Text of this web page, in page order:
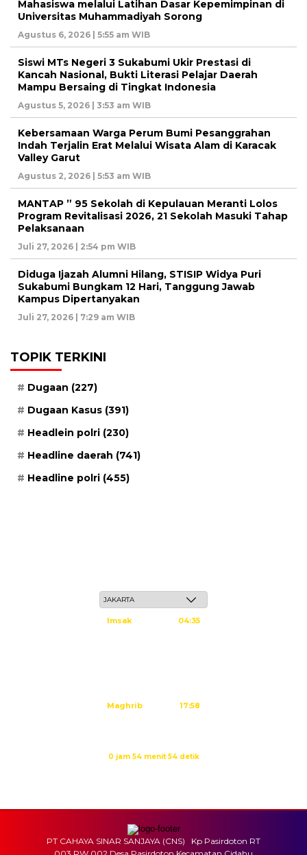
Mahasiswa melalui Latihan Dasar Kepemimpinan di
Universitas Muhammadiyah Sorong
Agustus 6, 2026 | 5:55 am WIB
Siswi MTs Negeri 3 Sukabumi Ukir Prestasi di
Kancah Nasional, Bukti Literasi Pelajar Daerah
Mampu Bersaing di Tingkat Indonesia
Agustus 5, 2026 | 3:53 am WIB
Kebersamaan Warga Perum Bumi Pesanggrahan
Indah Terjalin Erat Melalui Wisata Alam di Karacak
Valley Garut
Agustus 2, 2026 | 5:53 am WIB
MANTAP ” 95 Sekolah di Kepulauan Meranti Lolos
Program Revitalisasi 2026, 21 Sekolah Masuki Tahap
Pelaksanaan
Juli 27, 2026 | 2:54 pm WIB
Diduga Ijazah Alumni Hilang, STISIP Widya Puri
Sukabumi Bungkam 12 Hari, Tanggung Jawab
Kampus Dipertanyakan
Juli 27, 2026 | 7:29 am WIB
TOPIK TERKINI
Dugaan (227)
Dugaan Kasus (391)
Headlein polri (230)
Headline daerah (741)
Headline polri (455)
Imsak 04:35
Maghrib 17:58
0 jam 54 menit 53 detik
PT CAHAYA SINAR SANJAYA (CNS) Kp Pasirdoton RT